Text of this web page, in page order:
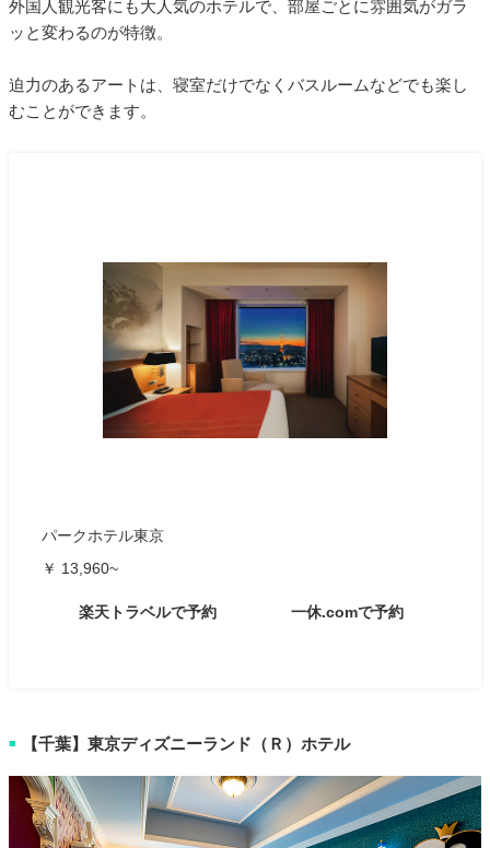
外国人観光客にも大人気のホテルで、部屋ごとに雰囲気がガラ
ッと変わるのが特徴。
迫力のあるアートは、寝室だけでなくバスルームなどでも楽し
むことができます。
パークホテル東京
￥ 13,960~
楽天トラベルで予約 一休.comで予約
■ 【千葉】東京ディズニーランド（Ｒ）ホテル